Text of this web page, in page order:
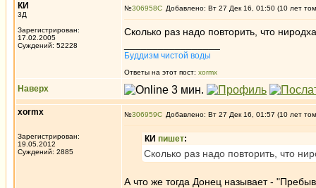
КИ
3Д
Зарегистрирован:
17.02.2005
Суждений: 52228
№306958 Добавлено: Вт 27 Дек 16, 01:50 (10 лет
Сколько раз надо повторить, что
Буддизм чистой воды
Ответы на этот пост: xormx
Наверх
xormx
Зарегистрирован:
19.05.2012
Суждений: 2885
№306959 Добавлено: Вт 27 Дек 16, 01:57 (10 лет
КИ пишет:
Сколько раз надо повторить, что
А что же тогда Донец называет -